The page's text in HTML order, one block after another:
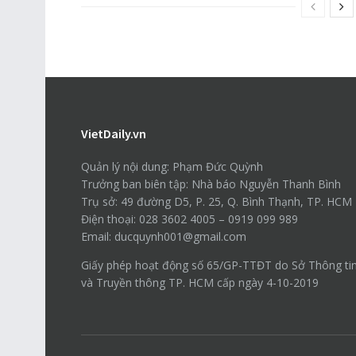
VietDaily.vn
Quản lý nội dung: Phạm Đức Quỳnh
Trưởng ban biên tập: Nhà báo Nguyễn Thanh Bình
Trụ sở: 49 đường D5, P. 25, Q. Bình Thạnh, TP. HCM
Điện thoại: 028 3602 4005 – 0919 099 989
Email: ducquynh001@gmail.com
Giấy phép hoạt động số 65/GP-TTĐT do Sở Thông
và Truyền thông TP. HCM cấp ngày 4-10-2019